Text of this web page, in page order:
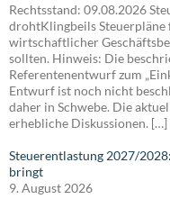
Rechtsstand: 09.08.2026
drohtKlingbeils Steuerpläne
wirtschaftlicher
sollten. Hinweis: Die
Referentenentwurf zum
Entwurf ist noch nicht
daher in Schwebe. Die
erhebliche Diskussionen. […]
Steuerentlastung 2027/
bringt
9. August 2026